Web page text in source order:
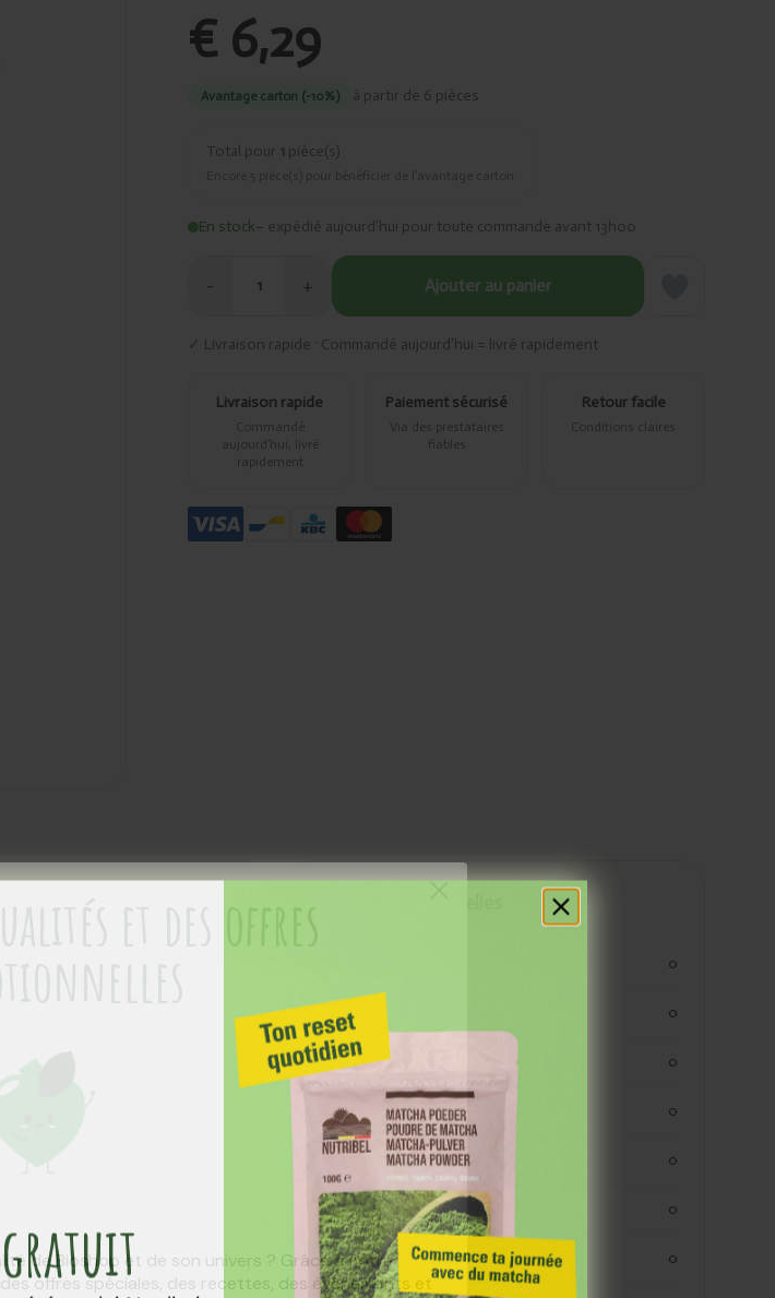
€ 6,29
Avantage carton (-10%) à partir de 6 pièces
Total pour 1 pièce(s)
En stock– expédié aujourd’hui pour toute commande avant 13h00
− 1 + Ajouter au panier
✓ Livraison rapide · Commandé aujourd’hui = livré rapidement
Livraison rapide
Commandé
aujourd’hui, livré
rapidement
Paiement sécurisé
Via des prestataires
fiables
Retour facile
Conditions claires
également appelé
0
0
vetten 0
verzadigde vetten 0
koolhydraten 0
koolhydraaten suiker 0
vezels 0
et des offres
de Bioshop et de son univers ? Grâce à notre
offres spéciales, des recettes, des événements et